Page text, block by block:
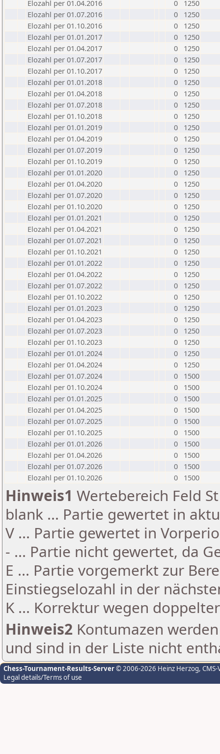
Elozahl per 01.04.2016
0
1250
Elozahl per 01.07.2016
0
1250
Elozahl per 01.10.2016
0
1250
Elozahl per 01.01.2017
0
1250
Elozahl per 01.04.2017
0
1250
Elozahl per 01.07.2017
0
1250
Elozahl per 01.10.2017
0
1250
Elozahl per 01.01.2018
0
1250
Elozahl per 01.04.2018
0
1250
Elozahl per 01.07.2018
0
1250
Elozahl per 01.10.2018
0
1250
Elozahl per 01.01.2019
0
1250
Elozahl per 01.04.2019
0
1250
Elozahl per 01.07.2019
0
1250
Elozahl per 01.10.2019
0
1250
Elozahl per 01.01.2020
0
1250
Elozahl per 01.04.2020
0
1250
Elozahl per 01.07.2020
0
1250
Elozahl per 01.10.2020
0
1250
Elozahl per 01.01.2021
0
1250
Elozahl per 01.04.2021
0
1250
Elozahl per 01.07.2021
0
1250
Elozahl per 01.10.2021
0
1250
Elozahl per 01.01.2022
0
1250
Elozahl per 01.04.2022
0
1250
Elozahl per 01.07.2022
0
1250
Elozahl per 01.10.2022
0
1250
Elozahl per 01.01.2023
0
1250
Elozahl per 01.04.2023
0
1250
Elozahl per 01.07.2023
0
1250
Elozahl per 01.10.2023
0
1250
Elozahl per 01.01.2024
0
1250
Elozahl per 01.04.2024
0
1250
Elozahl per 01.07.2024
0
1500
Elozahl per 01.10.2024
0
1500
Elozahl per 01.01.2025
0
1500
Elozahl per 01.04.2025
0
1500
Elozahl per 01.07.2025
0
1500
Elozahl per 01.10.2025
0
1500
Elozahl per 01.01.2026
0
1500
Elozahl per 01.04.2026
0
1500
Elozahl per 01.07.2026
0
1500
Elozahl per 01.10.2026
0 1500
Hinweis1 Wertebereich Feld
blank ... Partie gewertet in
V ... Partie gewertet in
- ... Partie nicht gewertet, da
E ... Partie vorgemerkt zur
Einstiegselozahl in der
K ... Korrektur wegen
Hinweis2 Kontumazen
und sind in der Liste nicht
Chess-Tournament-Results-Server© 2006-2026 Heinz Herzog,
Legal details/Terms of use